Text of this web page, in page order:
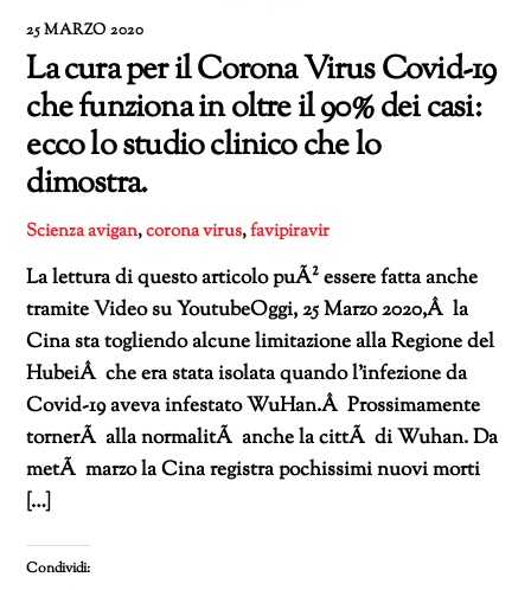
25 MARZO 2020
La cura per il Corona Virus Covid-19
che funziona in oltre il 90% dei casi:
ecco lo studio clinico che lo
dimostra.
Scienzaavigan,corona virus,favipiravir
La lettura di questo articolo puÃ² essere fatta anche
tramite Video su YoutubeOggi, 25 Marzo 2020,Â la
Cina sta togliendo alcune limitazione alla Regione del
HubeiÂ che era stata isolata quando l’infezione da
Covid-19 aveva infestato WuHan.Â Prossimamente
tornerÃ alla normalitÃ anche la cittÃ di Wuhan. Da
metÃ marzo la Cina registra pochissimi nuovi morti
[…]
Condividi: